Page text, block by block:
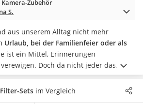
Kamera-Zubehör
S.
aus unserem Alltag nicht mehr
Urlaub, bei der Familienfeier oder als
ist ein Mittel, Erinnerungen
Doch da nicht jeder das
hat, sind die Ergebnisse oft nicht
dem richtigen Zubehör kann das
Sets im Vergleich